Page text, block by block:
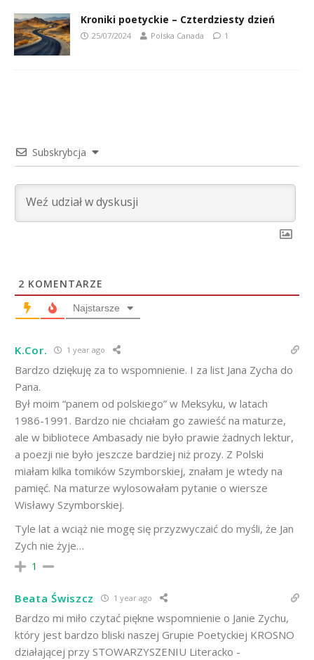
Kroniki poetyckie – Czterdziesty dzień
25/07/2024 Polska Canada 1
Subskrybcja
2 KOMENTARZE
Najstarsze
K.Cor. 1 year ago
Bardzo dziękuję za to wspomnienie. I za list Jana Zycha do
Pana.
Był moim “panem od polskiego” w Meksyku, w latach
1986-1991. Bardzo nie chciałam go zawieść na maturze,
ale w bibliotece Ambasady nie było prawie żadnych lektur,
a poezji nie było jeszcze bardziej niż prozy. Z Polski
miałam kilka tomików Szymborskiej, znałam je wtedy na
pamięć. Na maturze wylosowałam pytanie o wiersze
Wisławy Szymborskiej.
Tyle lat a wciąż nie mogę się przyzwyczaić do myśli, że Jan
Zych nie żyje…
1
Beata Świszcz 1 year ago
Bardzo mi miło czytać piękne wspomnienie o Janie Zychu,
który jest bardzo bliski naszej Grupie Poetyckiej KROSNO
działającej przy STOWARZYSZENIU Literacko -